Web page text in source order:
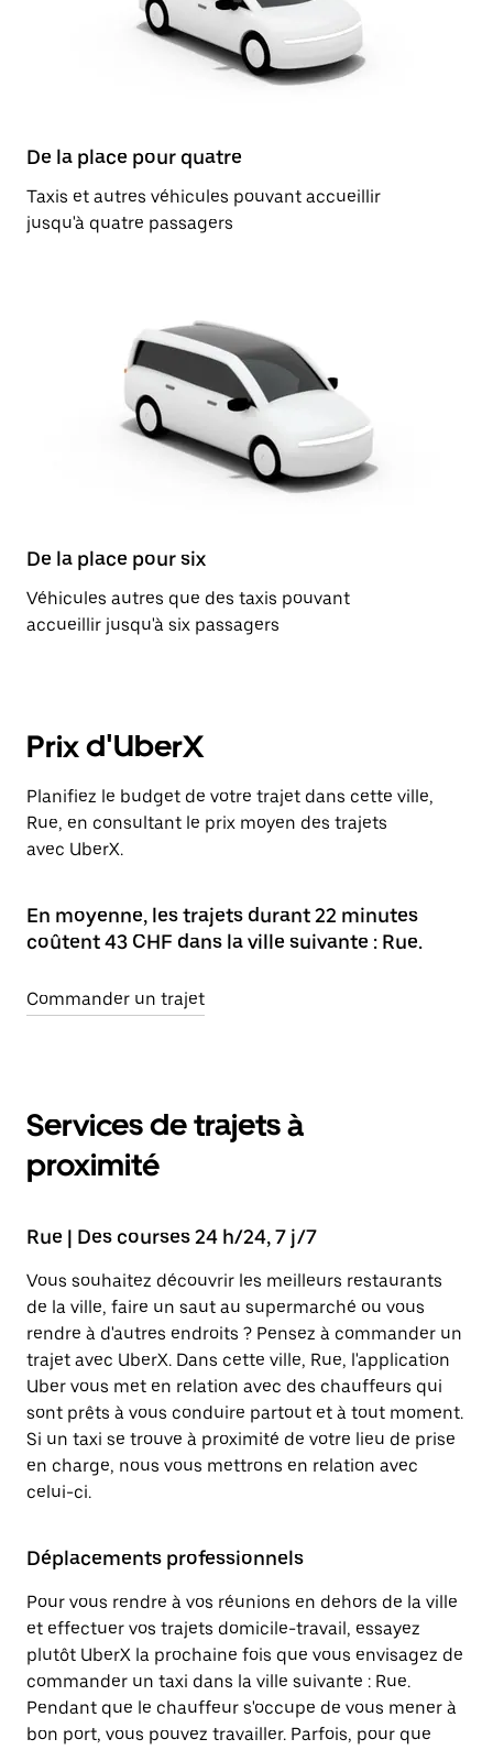
De la place pour quatre
Taxis et autres véhicules pouvant accueillir
jusqu'à quatre passagers
De la place pour six
Véhicules autres que des taxis pouvant
accueillir jusqu'à six passagers
Prix d'UberX
Planifiez le budget de votre trajet dans cette ville,
Rue, en consultant le prix moyen des trajets
avec UberX.
En moyenne, les trajets durant 22 minutes
coûtent 43 CHF dans la ville suivante : Rue.
Commander un trajet
Services de trajets à
proximité
Rue | Des courses 24 h/24, 7 j/7
Vous souhaitez découvrir les meilleurs restaurants
de la ville, faire un saut au supermarché ou vous
rendre à d'autres endroits ? Pensez à commander un
trajet avec UberX. Dans cette ville, Rue, l'application
Uber vous met en relation avec des chauffeurs qui
sont prêts à vous conduire partout et à tout moment.
Si un taxi se trouve à proximité de votre lieu de prise
en charge, nous vous mettrons en relation avec
celui-ci.
Déplacements professionnels
Pour vous rendre à vos réunions en dehors de la ville
et effectuer vos trajets domicile-travail, essayez
plutôt UberX la prochaine fois que vous envisagez de
commander un taxi dans la ville suivante : Rue.
Pendant que le chauffeur s'occupe de vous mener à
bon port, vous pouvez travailler. Parfois, pour que